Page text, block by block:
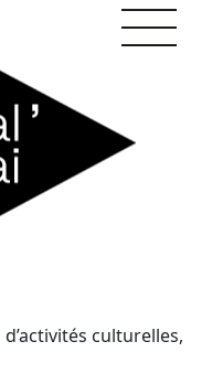
culturelles,